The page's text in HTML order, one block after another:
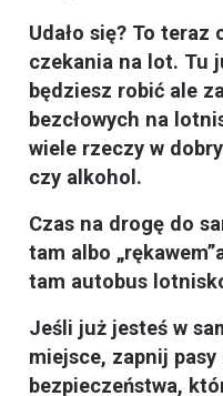
Udało się? To teraz
czekania na lot. Tu
będziesz robić ale
bezcłowych na
wiele rzeczy w
czy alkohol.
Czas na drogę do
tam albo
tam autobus
Jeśli już jesteś w
miejsce, zapnij
bezpieczeństwa,